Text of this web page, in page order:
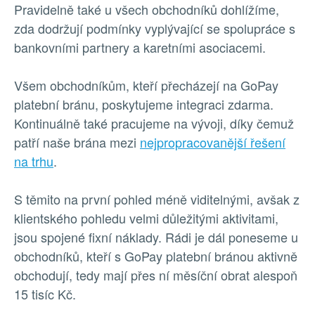
Pravidelně také u všech obchodníků dohlížíme,
zda dodržují podmínky vyplývající se spolupráce s
bankovními partnery a karetními asociacemi.
Všem obchodníkům, kteří přecházejí na GoPay
platební bránu, poskytujeme integraci zdarma.
Kontinuálně také pracujeme na vývoji, díky čemuž
patří naše brána mezi nejpropracovanější řešení
na trhu.
S těmito na první pohled méně viditelnými, avšak z
klientského pohledu velmi důležitými aktivitami,
jsou spojené fixní náklady. Rádi je dál poneseme u
obchodníků, kteří s GoPay platební bránou aktivně
obchodují, tedy mají přes ní měsíční obrat alespoň
15 tisíc Kč.